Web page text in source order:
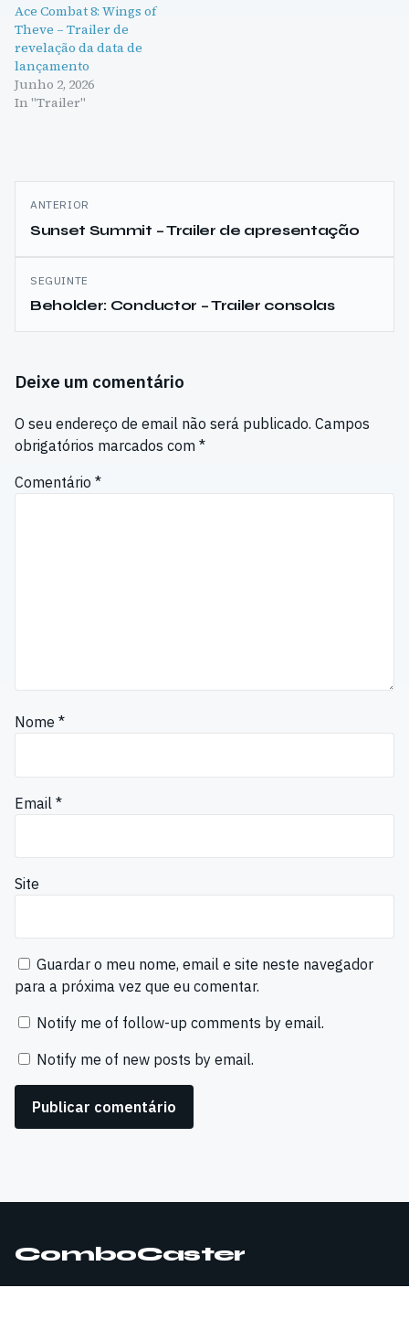
Ace Combat 8: Wings of
Theve – Trailer de
revelação da data de
lançamento
Junho 2, 2026
In "Trailer"
Navegação
de
artigos
ANTERIOR
Sunset Summit – Trailer de apresentação
SEGUINTE
Beholder: Conductor – Trailer consolas
Deixe um comentário
O seu endereço de email não será publicado. Campos
obrigatórios marcados com *
Comentário *
Nome *
Email *
Site
Guardar o meu nome, email e site neste navegador
para a próxima vez que eu comentar.
Notify me of follow-up comments by email.
Notify me of new posts by email.
ComboCaster